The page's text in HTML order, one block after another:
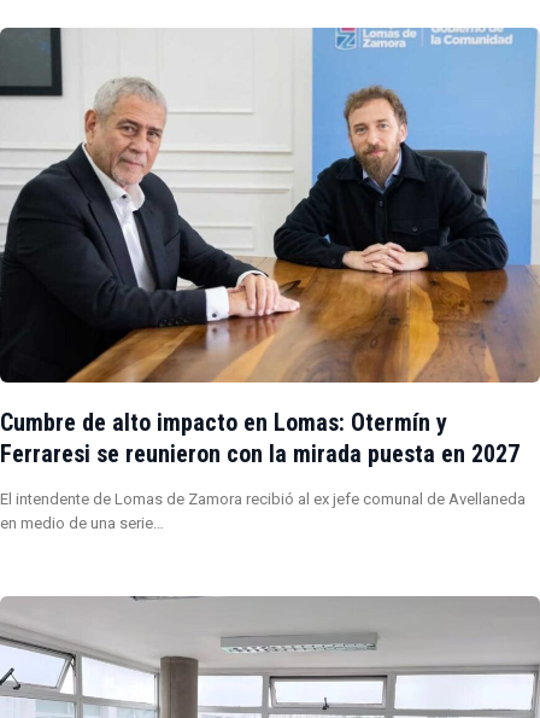
Cumbre de alto impacto en Lomas: Otermín y
Ferraresi se reunieron con la mirada puesta en 2027
El intendente de Lomas de Zamora recibió al ex jefe comunal de Avellaneda
en medio de una serie…